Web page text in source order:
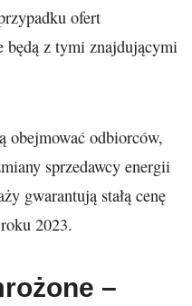
ofert
będą z tymi znajdującymi
obejmować odbiorców,
sprzedawcy energii
gwarantują stałą cenę
2023.
–